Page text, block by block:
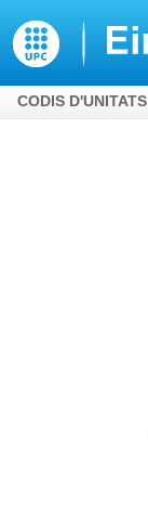
CODIS D'UNITATS